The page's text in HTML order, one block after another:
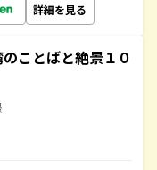
詳細を見る
ことばと絶景１０